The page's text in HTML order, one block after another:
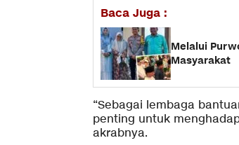
Baca Juga :
Melalui
Masyarakat
“Sebagai lembaga
penting untuk
akrabnya.